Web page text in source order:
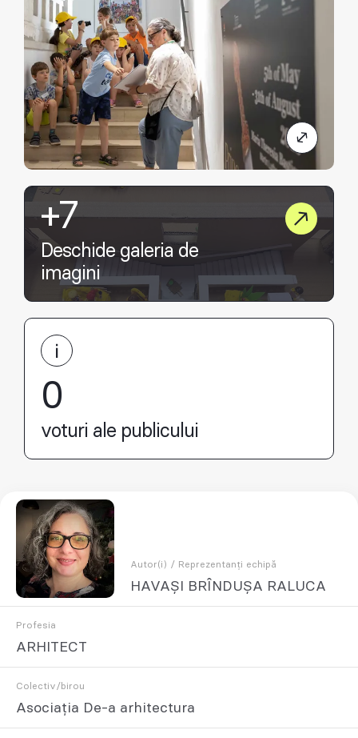
+7
Deschide galeria de
imagini
0
voturi ale publicului
Autor(i) / Reprezentanți echipă
HAVAȘI BRÎNDUȘA RALUCA
Profesia
ARHITECT
Colectiv/birou
Asociația De-a arhitectura